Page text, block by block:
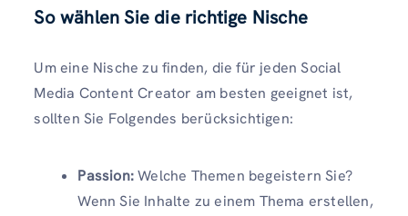
So wählen Sie die richtige Nische
Um eine Nische zu finden, die für jeden Social
Media Content Creator am besten geeignet ist,
sollten Sie Folgendes berücksichtigen:
Passion:Welche Themen begeistern Sie?
Wenn Sie Inhalte zu einem Thema erstellen,